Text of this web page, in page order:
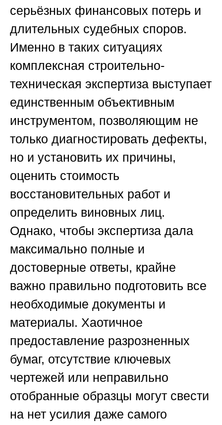
серьёзных финансовых потерь и
длительных судебных споров.
Именно в таких ситуациях
комплексная строительно-
техническая экспертиза выступает
единственным объективным
инструментом, позволяющим не
только диагностировать дефекты,
но и установить их причины,
оценить стоимость
восстановительных работ и
определить виновных лиц.
Однако, чтобы экспертиза дала
максимально полные и
достоверные ответы, крайне
важно правильно подготовить все
необходимые документы и
материалы. Хаотичное
предоставление разрозненных
бумаг, отсутствие ключевых
чертежей или неправильно
отобранные образцы могут свести
на нет усилия даже самого